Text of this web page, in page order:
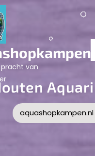
van
aquashopkampen.nl